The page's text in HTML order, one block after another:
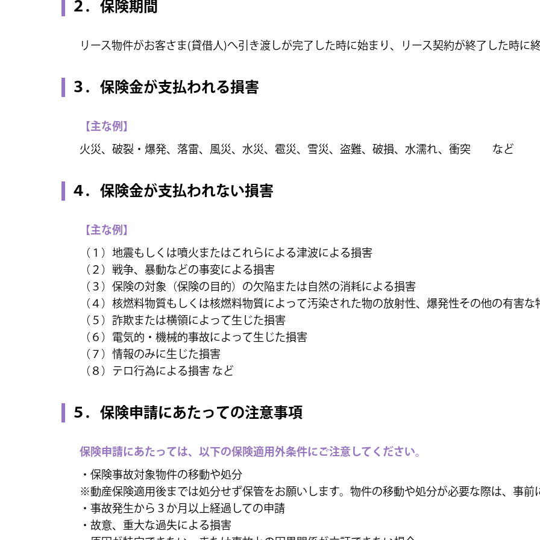
２．保険期間
リース物件がお客さま(貸借人)へ引き渡しが完了した時に始まり、リース契約が終了した時に終
３．保険金が支払われる損害
【主な例】
火災、破裂・爆発、落雷、風災、水災、雹災、雪災、盗難、破損、水濡れ、衝突 など
４．保険金が支払われない損害
【主な例】
（１）地震もしくは噴火またはこれらによる津波による損害
（２）戦争、暴動などの事変による損害
（３）保険の対象（保険の目的）の欠陥または自然の消耗による損害
（４）核燃料物質もしくは核燃料物質によって汚染された物の放射性、爆発性その他の有害
（５）詐欺または横領によって生じた損害
（６）電気的・機械的事故によって生じた損害
（７）情報のみに生じた損害
（８）テロ行為による損害 など
５．保険申請にあたっての注意事項
保険申請にあたっては、以下の保険適用外条件にご注意してください。
・保険事故対象物件の移動や処分
※動産保険適用後までは処分せず保管をお願いします。物件の移動や処分が必要な際は、事前
・事故発生から３か月以上経過しての申請
・故意、重大な過失による損害